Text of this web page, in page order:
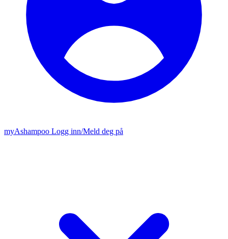
myAshampoo Logg inn/Meld deg på